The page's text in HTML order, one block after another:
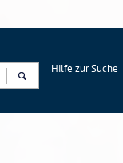
Hilfe zur Suche